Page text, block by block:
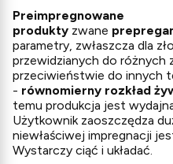
Preimpregnowane
produkty zwane
parametry, zwłaszcza dla
przewidzianych do różnych
przeciwieństwie do innych
- równomierny rozkład
temu produkcja jest
Użytkownik zaoszczędza
niewłaściwej impregnacji
Wystarczy ciąć i układać.